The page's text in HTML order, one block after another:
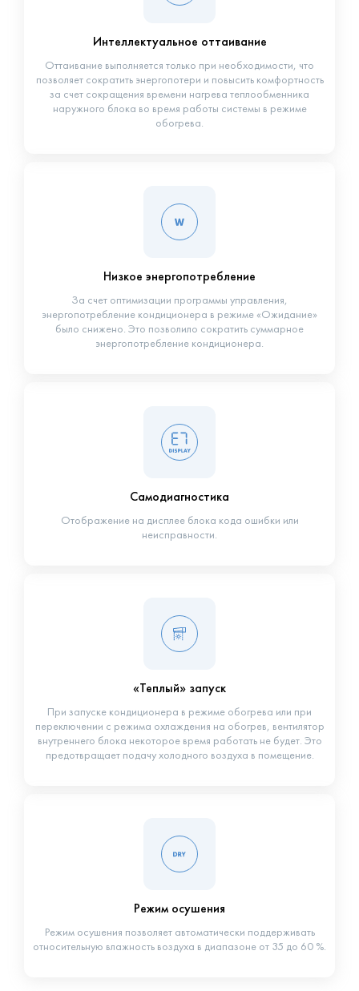
Интеллектуальное оттаивание
Оттаивание выполняется только при необходимости, что
позволяет сократить энергопотери и повысить комфортность
за счет сокращения времени нагрева теплообменника
наружного блока во время работы системы в режиме
обогрева.
Низкое энергопотребление
За счет оптимизации программы управления,
энергопотребление кондиционера в режиме «Ожидание»
было снижено. Это позволило сократить суммарное
энергопотребление кондиционера.
Самодиагностика
Отображение на дисплее блока кода ошибки или
неисправности.
«Теплый» запуск
При запуске кондиционера в режиме обогрева или при
переключении с режима охлаждения на обогрев, вентилятор
внутреннего блока некоторое время работать не будет. Это
предотвращает подачу холодного воздуха в помещение.
Режим осушения
Режим осушения позволяет автоматически поддерживать
относительную влажность воздуха в диапазоне от 35 до 60 %.